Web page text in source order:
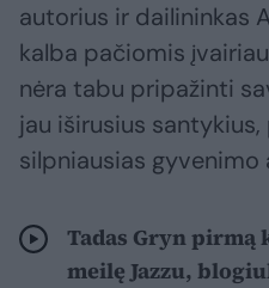
autorius ir dailininkas
kalba pačiomis
nėra tabu pripažinti
jau iširusius
silpniausias gyvenimo
Tadas Gryn pirmą
meilę Jazzu,